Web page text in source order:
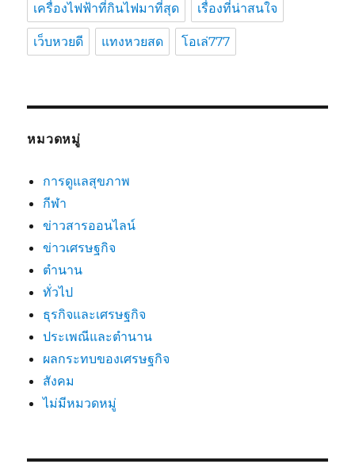
เครื่องไฟฟ้าที่กินไฟมาที่สุด เรื่องที่น่าสนใจ
เว็บหวยดี แทงหวยสด โอเล่777
หมวดหมู่
การดูแลสุขภาพ
กีฬา
ข่าวสารออนไลน์
ข่าวเศรษฐกิจ
ตำนาน
ทั่วไป
ธุรกิจและเศรษฐกิจ
ประเพณีและตำนาน
ผลกระทบของเศรษฐกิจ
สังคม
ไม่มีหมวดหมู่